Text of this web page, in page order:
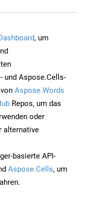
, um
und Aspose.Cells-
Aspose.Words
Repos, um das
oder
alternative
basierte API-
Aspose.Cells, um